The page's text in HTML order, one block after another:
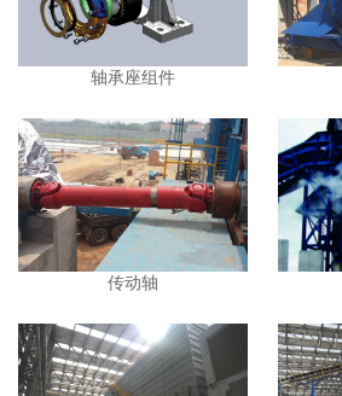
轴承座组件
传动轴